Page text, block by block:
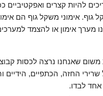
להיות קצרים
גוף. אימוני משקל גוף הם
מערך אימון או להצמד
משום שאנחנו נרצה לכסות
החזה, הכתפיים, הידיים
אחד לבדו.